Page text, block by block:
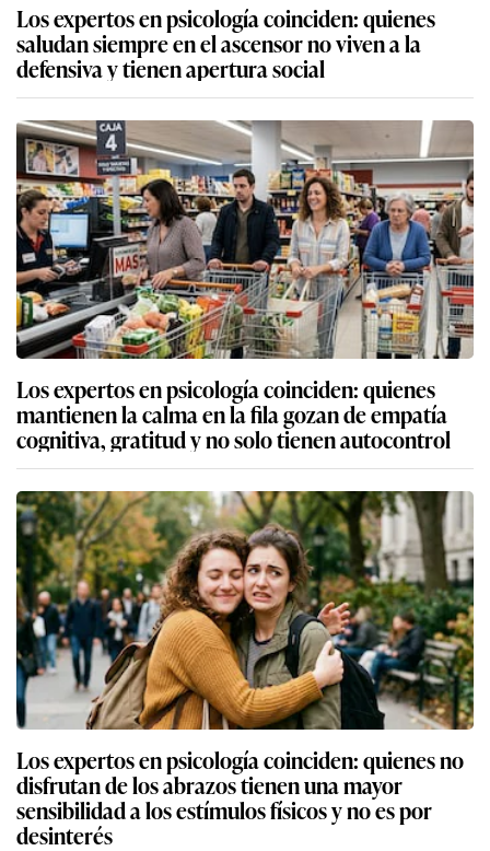
Los expertos en psicología coinciden: quienes
saludan siempre en el ascensor no viven a la
defensiva y tienen apertura social
Los expertos en psicología coinciden: quienes
mantienen la calma en la fila gozan de empatía
cognitiva, gratitud y no solo tienen autocontrol
Los expertos en psicología coinciden: quienes no
disfrutan de los abrazos tienen una mayor
sensibilidad a los estímulos físicos y no es por
desinterés